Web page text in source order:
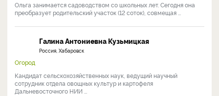
Ольга занимается садоводством со школьных лет. Сегодня она
преобразует родительский участок (12 соток), совмещая ...
Галина Антониевна Кузьмицкая
Россия, Хабаровск
Огород
Кандидат сельскохозяйственных наук, ведущий научный
сотрудник отдела овощных культур и картофеля
Дальневосточного НИИ ...